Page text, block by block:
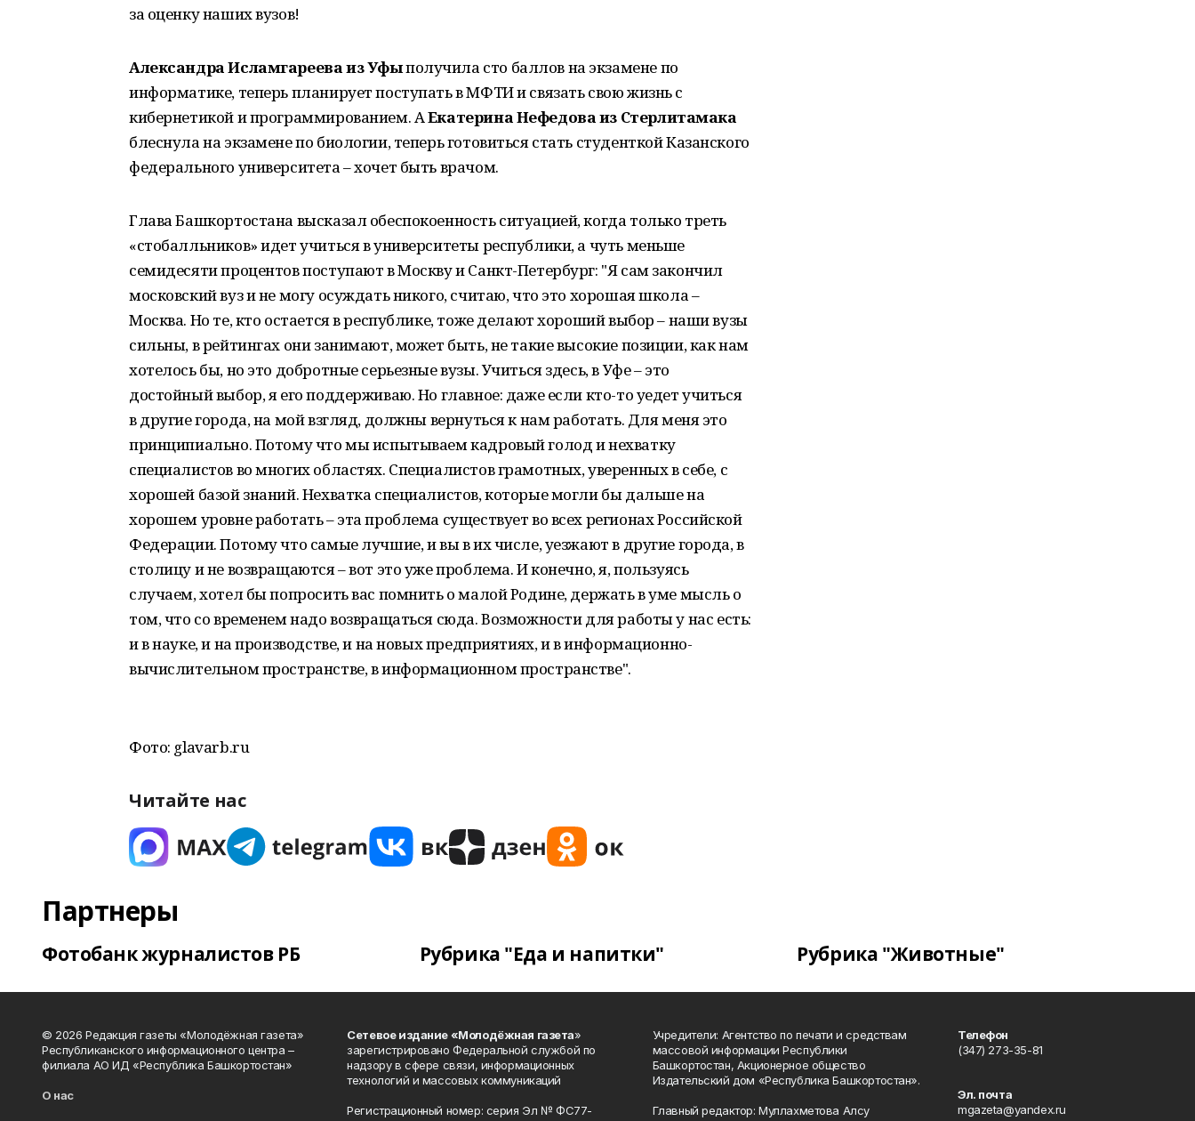
за оценку наших вузов!
Александра Исламгареева из Уфыполучила сто баллов на экзамене по
информатике, теперь планирует поступать в МФТИ и связать свою жизнь с
кибернетикой и программированием. АЕкатерина Нефедова из Стерлитамака
блеснула на экзамене по биологии, теперь готовиться стать студенткой Казанского
федерального университета – хочет быть врачом.
Глава Башкортостана высказал обеспокоенность ситуацией, когда только треть
«стобалльников» идет учиться в университеты республики, а чуть меньше
семидесяти процентов поступают в Москву и Санкт-Петербург: "Я сам закончил
московский вуз и не могу осуждать никого, считаю, что это хорошая школа –
Москва. Но те, кто остается в республике, тоже делают хороший выбор – наши вузы
сильны, в рейтингах они занимают, может быть, не такие высокие позиции, как нам
хотелось бы, но это добротные серьезные вузы. Учиться здесь, в Уфе – это
достойный выбор, я его поддерживаю. Но главное: даже если кто-то уедет учиться
в другие города, на мой взгляд, должны вернуться к нам работать. Для меня это
принципиально. Потому что мы испытываем кадровый голод и нехватку
специалистов во многих областях. Специалистов грамотных, уверенных в себе, с
хорошей базой знаний. Нехватка специалистов, которые могли бы дальше на
хорошем уровне работать – эта проблема существует во всех регионах Российской
Федерации. Потому что самые лучшие, и вы в их числе, уезжают в другие города, в
столицу и не возвращаются – вот это уже проблема. И конечно, я, пользуясь
случаем, хотел бы попросить вас помнить о малой Родине, держать в уме мысль о
том, что со временем надо возвращаться сюда. Возможности для работы у нас есть:
и в науке, и на производстве, и на новых предприятиях, и в информационно-
вычислительном пространстве, в информационном пространстве".
Фото: glavarb.ru
Читайте нас
Партнеры
Фотобанк журналистов РБ Рубрика "Еда и напитки" Рубрика "Животные"
© 2026 Редакция газеты «Молодёжная газета»
Республиканского информационного центра –
филиала АО ИД «Республика Башкортостан»
О нас
Сетевое издание «Молодёжная газета»
зарегистрировано Федеральной службой по
надзору в сфере связи, информационных
технологий и массовых коммуникаций
Регистрационный номер: серия Эл № ФС77-
Учредители: Агентство по печати и средствам
массовой информации Республики
Башкортостан, Акционерное общество
Издательский дом «Республика Башкортостан».
Главный редактор: Муллахметова Алсу
Телефон
(347) 273-35-81
Эл. почта
mgazeta@yandex.ru